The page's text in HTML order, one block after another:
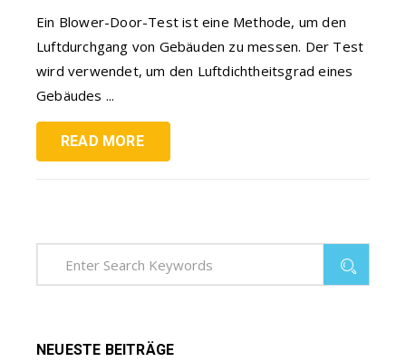
Ein Blower-Door-Test ist eine Methode, um den
Luftdurchgang von Gebäuden zu messen. Der Test
wird verwendet, um den Luftdichtheitsgrad eines
Gebäudes ...
READ MORE
NEUESTE BEITRÄGE